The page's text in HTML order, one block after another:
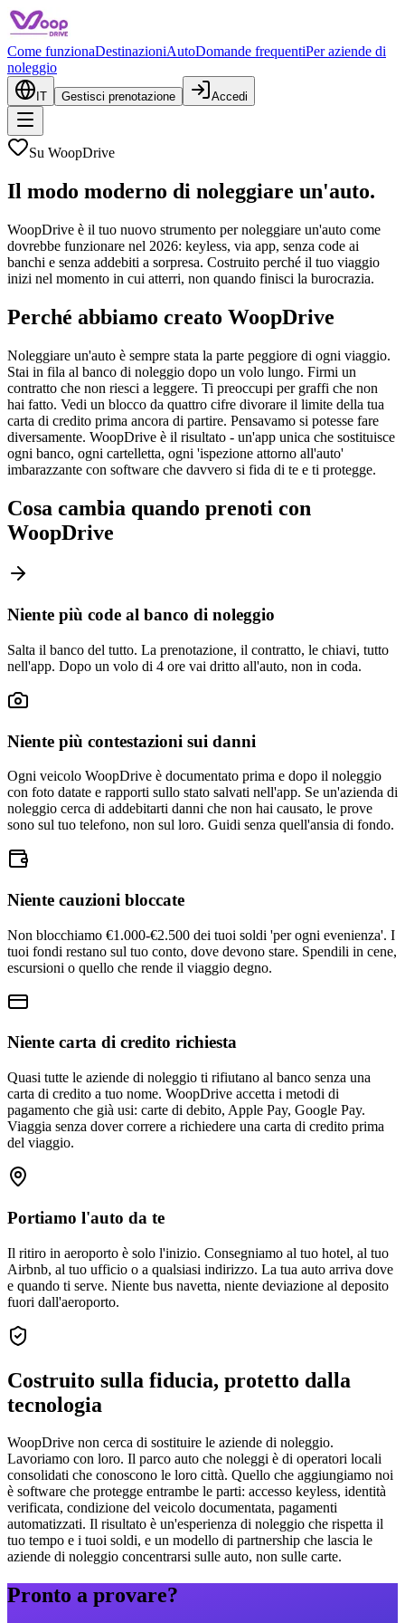
Come funzionaDestinazioniAutoDomande frequentiPer aziende di
noleggio
IT Gestisci prenotazione Accedi
Su WoopDrive
Il modo moderno di noleggiare un'auto.
WoopDrive è il tuo nuovo strumento per noleggiare un'auto come
dovrebbe funzionare nel 2026: keyless, via app, senza code ai
banchi e senza addebiti a sorpresa. Costruito perché il tuo viaggio
inizi nel momento in cui atterri, non quando finisci la burocrazia.
Perché abbiamo creato WoopDrive
Noleggiare un'auto è sempre stata la parte peggiore di ogni viaggio.
Stai in fila al banco di noleggio dopo un volo lungo. Firmi un
contratto che non riesci a leggere. Ti preoccupi per graffi che non
hai fatto. Vedi un blocco da quattro cifre divorare il limite della tua
carta di credito prima ancora di partire. Pensavamo si potesse fare
diversamente. WoopDrive è il risultato - un'app unica che sostituisce
ogni banco, ogni cartelletta, ogni 'ispezione attorno all'auto'
imbarazzante con software che davvero si fida di te e ti protegge.
Cosa cambia quando prenoti con
WoopDrive
Niente più code al banco di noleggio
Salta il banco del tutto. La prenotazione, il contratto, le chiavi, tutto
nell'app. Dopo un volo di 4 ore vai dritto all'auto, non in coda.
Niente più contestazioni sui danni
Ogni veicolo WoopDrive è documentato prima e dopo il noleggio
con foto datate e rapporti sullo stato salvati nell'app. Se un'azienda di
noleggio cerca di addebitarti danni che non hai causato, le prove
sono sul tuo telefono, non sul loro. Guidi senza quell'ansia di fondo.
Niente cauzioni bloccate
Non blocchiamo €1.000-€2.500 dei tuoi soldi 'per ogni evenienza'. I
tuoi fondi restano sul tuo conto, dove devono stare. Spendili in cene,
escursioni o quello che rende il viaggio degno.
Niente carta di credito richiesta
Quasi tutte le aziende di noleggio ti rifiutano al banco senza una
carta di credito a tuo nome. WoopDrive accetta i metodi di
pagamento che già usi: carte di debito, Apple Pay, Google Pay.
Viaggia senza dover correre a richiedere una carta di credito prima
del viaggio.
Portiamo l'auto da te
Il ritiro in aeroporto è solo l'inizio. Consegniamo al tuo hotel, al tuo
Airbnb, al tuo ufficio o a qualsiasi indirizzo. La tua auto arriva dove
e quando ti serve. Niente bus navetta, niente deviazione al deposito
fuori dall'aeroporto.
Costruito sulla fiducia, protetto dalla
tecnologia
WoopDrive non cerca di sostituire le aziende di noleggio.
Lavoriamo con loro. Il parco auto che noleggi è di operatori locali
consolidati che conoscono le loro città. Quello che aggiungiamo noi
è software che protegge entrambe le parti: accesso keyless, identità
verificata, condizione del veicolo documentata, pagamenti
automatizzati. Il risultato è un'esperienza di noleggio che rispetta il
tuo tempo e i tuoi soldi, e un modello di partnership che lascia le
aziende di noleggio concentrarsi sulle auto, non sulle carte.
Pronto a provare?